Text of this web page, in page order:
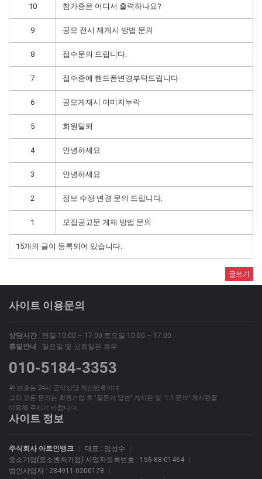
10 참가증은 어디서 출력하나요?
9 공모 전시 재게시 방법 문의
8 접수문의 드립니다.
7 접수증에 핸드폰변경부탁드립니다
6 공모게재시 이미지누락
5 회원탈퇴
4 안녕하세요
3 안녕하세요
2 정보 수정 변경 문의 드립니다.
1 모집공고문 게재 방법 문의
15개의 글이 등록되어 있습니다.
글쓰기
사이트 이용문의
상담시간 : 평일 10:00 ~ 17:00 토요일 10:00 ~ 17:00
휴일안내 : 일요일 및 공휴일은 휴무
010-5184-3353
위 번호는 24시 공식상담 착신번호이며
그외 모든 문의는 회원가입 후 '질문과 답변' 게시판 및 '1:1 문의' 게시판을
이용해 주시기 바랍니다.
사이트 정보
주식회사 아트인뱅크 대표 : 임성수
중소기업(중소벤처기업) 사업자등록번호 : 156-88-01464
법인사업자 : 284911-0200178